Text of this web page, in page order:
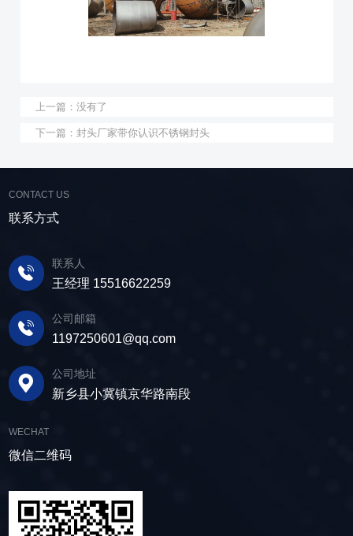
上一篇：没有了
下一篇：​封头厂家带你认识不锈钢封头
CONTACT US
联系方式
联系人
王经理 15516622259
公司邮箱
1197250601@qq.com
公司地址
新乡县小冀镇京华路南段
WECHAT
微信二维码